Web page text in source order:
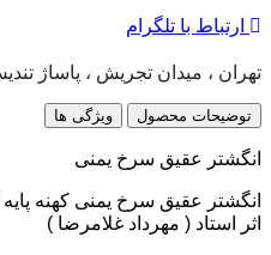
ارتباط با تلگرام
تهران ، میدان تجریش ، پاساژ تندیس
توضیحات محصول ویژگی ها
انگشتر عقیق سرخ یمنی
اثر استاد ( مهرداد غلامرضا )